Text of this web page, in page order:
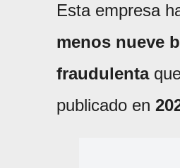
Esta empresa
menos nueve
fraudulenta
publicado en